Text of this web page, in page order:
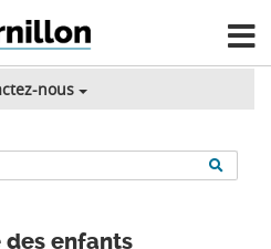
nous
des enfants